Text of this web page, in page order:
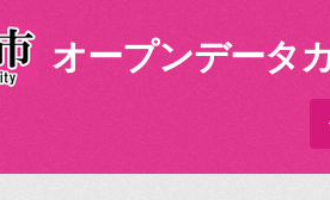
オープンデータ